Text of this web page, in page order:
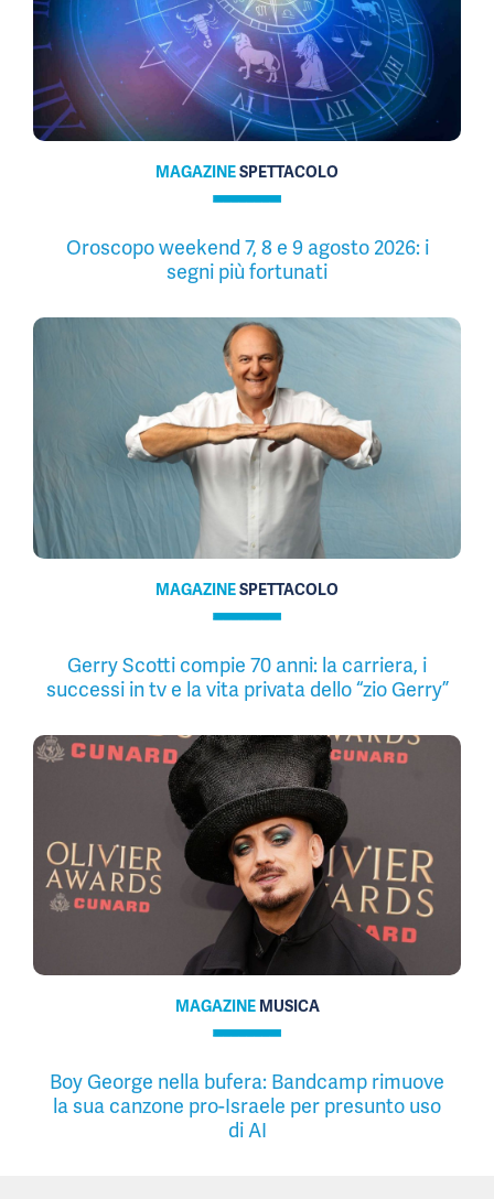
MAGAZINESPETTACOLO
Oroscopo weekend 7, 8 e 9 agosto 2026: i
segni più fortunati
MAGAZINESPETTACOLO
Gerry Scotti compie 70 anni: la carriera, i
successi in tv e la vita privata dello “zio Gerry”
MAGAZINE MUSICA
Boy George nella bufera: Bandcamp rimuove
la sua canzone pro-Israele per presunto uso
di AI